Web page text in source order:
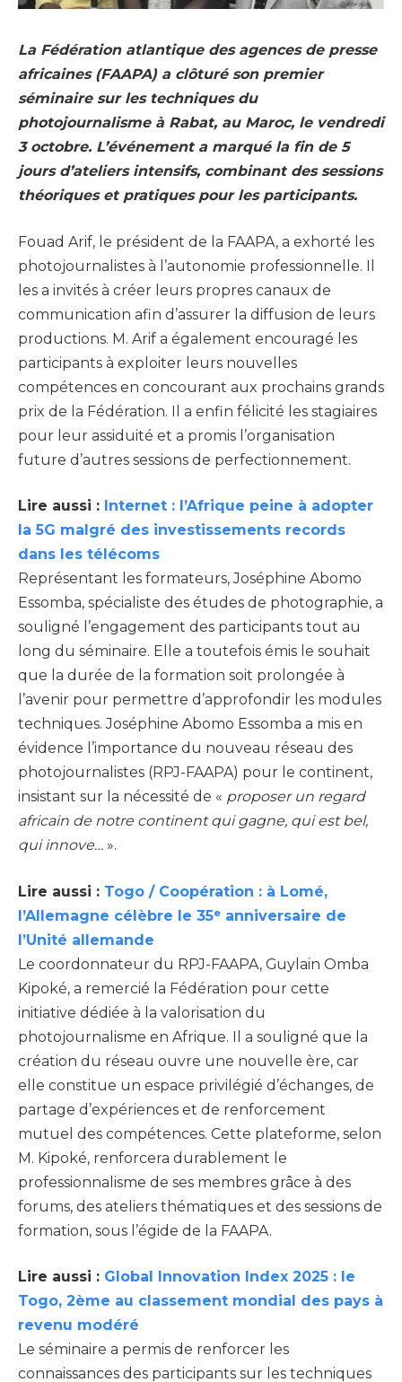
La Fédération atlantique des agences de presse
africaines (FAAPA) a clôturé son premier
séminaire sur les techniques du
photojournalisme à Rabat, au Maroc, le vendredi
3 octobre. L’événement a marqué la fin de 5
jours d’ateliers intensifs, combinant des sessions
théoriques et pratiques pour les participants.
Fouad Arif, le président de la FAAPA, a exhorté les
photojournalistes à l’autonomie professionnelle. Il
les a invités à créer leurs propres canaux de
communication afin d’assurer la diffusion de leurs
productions. M. Arif a également encouragé les
participants à exploiter leurs nouvelles
compétences en concourant aux prochains grands
prix de la Fédération. Il a enfin félicité les stagiaires
pour leur assiduité et a promis l’organisation
future d’autres sessions de perfectionnement.
Lire aussi : Internet : l’Afrique peine à adopter
la 5G malgré des investissements records
dans les télécoms
Représentant les formateurs, Joséphine Abomo
Essomba, spécialiste des études de photographie, a
souligné l’engagement des participants tout au
long du séminaire. Elle a toutefois émis le souhait
que la durée de la formation soit prolongée à
l’avenir pour permettre d’approfondir les modules
techniques. Joséphine Abomo Essomba a mis en
évidence l’importance du nouveau réseau des
photojournalistes (RPJ-FAAPA) pour le continent,
insistant sur la nécessité de « proposer un regard
africain de notre continent qui gagne, qui est bel,
qui innove… ».
Lire aussi : Togo / Coopération : à Lomé,
l’Allemagne célèbre le 35ᵉ anniversaire de
l’Unité allemande
Le coordonnateur du RPJ-FAAPA, Guylain Omba
Kipoké, a remercié la Fédération pour cette
initiative dédiée à la valorisation du
photojournalisme en Afrique. Il a souligné que la
création du réseau ouvre une nouvelle ère, car
elle constitue un espace privilégié d’échanges, de
partage d’expériences et de renforcement
mutuel des compétences. Cette plateforme, selon
M. Kipoké, renforcera durablement le
professionnalisme de ses membres grâce à des
forums, des ateliers thématiques et des sessions de
formation, sous l’égide de la FAAPA.
Lire aussi : Global Innovation Index 2025 : le
Togo, 2ème au classement mondial des pays à
revenu modéré
Le séminaire a permis de renforcer les
connaissances des participants sur les techniques